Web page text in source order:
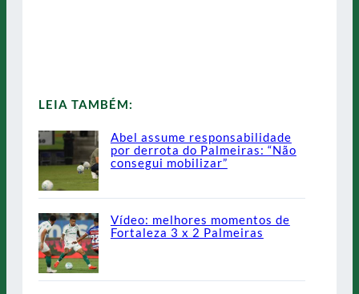
LEIA TAMBÉM:
Abel assume responsabilidade
por derrota do Palmeiras: “Não
consegui mobilizar”
Vídeo: melhores momentos de
Fortaleza 3 x 2 Palmeiras